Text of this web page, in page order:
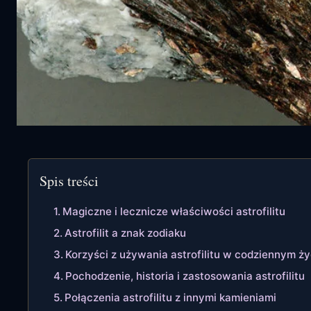
Spis treści
Magiczne i lecznicze właściwości astrofilitu
Astrofilit a znak zodiaku
Korzyści z używania astrofilitu w codziennym
Pochodzenie, historia i zastosowania astrofilitu
Połączenia astrofilitu z innymi kamieniami